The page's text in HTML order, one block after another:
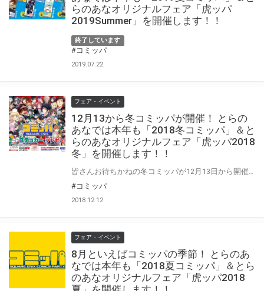
らのあなオリジナルフェア「虎ッパ
2019Summer」を開催します！！
終了しています
#コミッパ
2019.07.22
フェア・イベント
12月13から冬コミッパが開催！ とらの
あなでは本年も「2018冬コミッパ」＆と
らのあなオリジナルフェア「虎ッパ2018
冬」を開催します！！
#コミッパ
2018.12.12
フェア・イベント
8月といえばコミッパの季節！ とらのあ
なでは本年も「2018夏コミッパ」＆とら
のあなオリジナルフェア「虎ッパ2018